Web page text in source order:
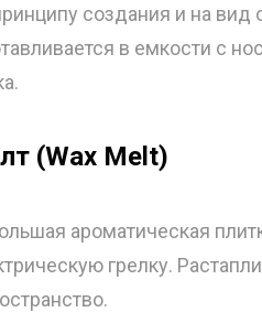
создания и на вид
в емкости с
(Wax Melt)
ароматическая
грелку.